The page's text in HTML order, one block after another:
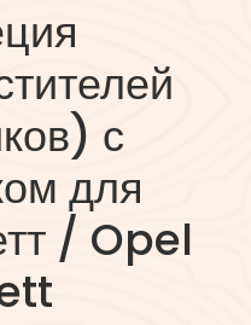
с
для
/ Opel